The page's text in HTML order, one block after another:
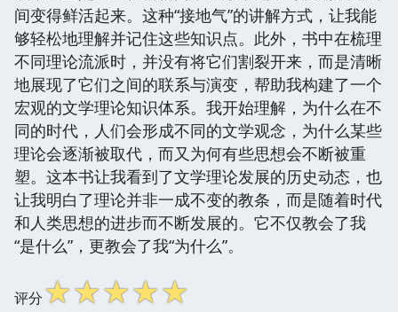
间变得鲜活起来。这种“接地气”的讲解方式，让我能
够轻松地理解并记住这些知识点。此外，书中在梳理
不同理论流派时，并没有将它们割裂开来，而是清晰
地展现了它们之间的联系与演变，帮助我构建了一个
宏观的文学理论知识体系。我开始理解，为什么在不
同的时代，人们会形成不同的文学观念，为什么某些
理论会逐渐被取代，而又为何有些思想会不断被重
塑。这本书让我看到了文学理论发展的历史动态，也
让我明白了理论并非一成不变的教条，而是随着时代
和人类思想的进步而不断发展的。它不仅教会了我
“是什么”，更教会了我“为什么”。
评分☆☆☆☆☆